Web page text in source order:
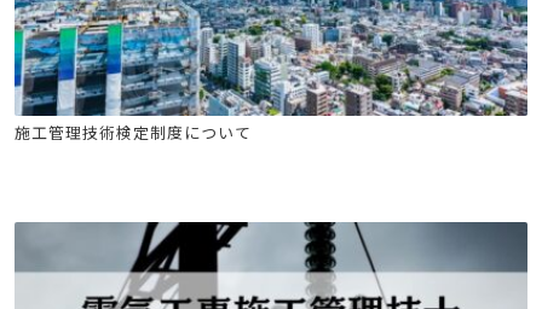
建築施工管理技士 土木施工管理技士
施工管理技術検定制度について